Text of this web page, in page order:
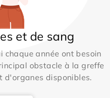
et de sang
chaque année ont besoin
obstacle à la greffe
d'organes disponibles.